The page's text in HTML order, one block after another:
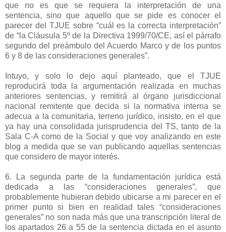
que no es que se requiera la interpretación de una
sentencia, sino que aquello que se pide es conocer el
parecer del TJUE sobre “cuál es la correcta interpretación”
de “la Cláusula 5º de la Directiva 1999/70/CE, así el párrafo
segundo del preámbulo del Acuerdo Marco y de los puntos
6 y 8 de las consideraciones generales”.
Intuyo, y solo lo dejo aquí planteado, que el TJUE
reproducirá toda la argumentación realizada en muchas
anteriores sentencias, y remitirá al órgano jurisdiccional
nacional remitente que decida si la normativa interna se
adecua a la comunitaria, terreno jurídico, insisto, en el que
ya hay una consolidada jurisprudencia del TS, tanto de la
Sala C-A como de la Social y que voy analizando en este
blog a medida que se van publicando aquellas sentencias
que considero de mayor interés.
6. La segunda parte de la fundamentación jurídica está
dedicada a las “consideraciones generales”, que
probablemente hubieran debido ubicarse a mi parecer en el
primer punto si bien en realidad tales “consideraciones
generales” no son nada más que una transcripción literal de
los apartados 26 a 55 de la sentencia dictada en el asunto